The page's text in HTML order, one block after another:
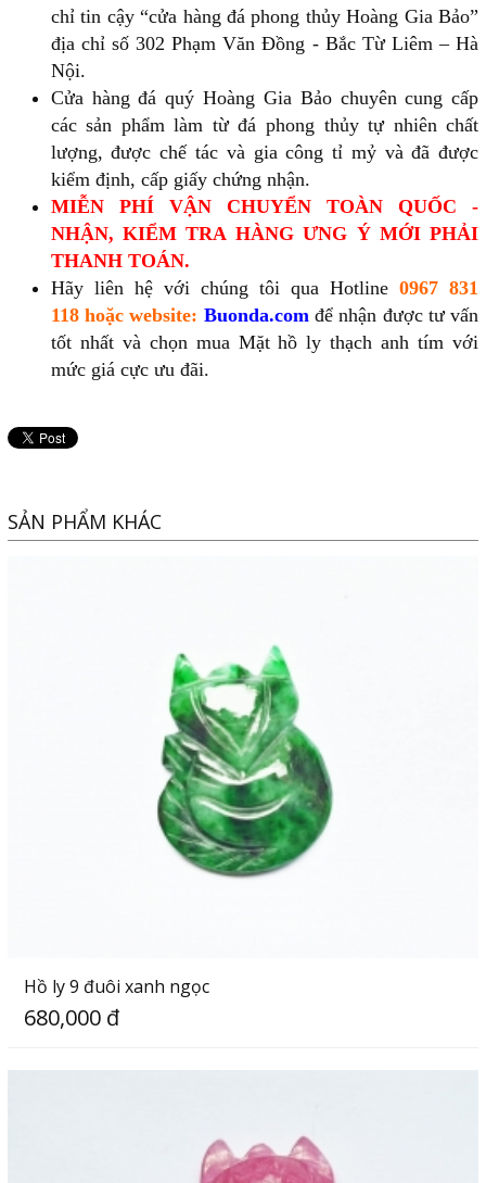
chỉ tin cậy “cửa hàng đá phong thủy Hoàng Gia Bảo”
địa chỉ số 302 Phạm Văn Đồng - Bắc Từ Liêm – Hà
Nội.
Cửa hàng đá quý Hoàng Gia Bảo chuyên cung cấp
các sản phẩm làm từ đá phong thủy tự nhiên chất
lượng, được chế tác và gia công tỉ mỷ và đã được
kiểm định, cấp giấy chứng nhận.
MIỄN PHÍ VẬN CHUYỂN TOÀN QUỐC -
NHẬN, KIỂM TRA HÀNG ƯNG Ý MỚI PHẢI
THANH TOÁN.
Hãy liên hệ với chúng tôi qua Hotline0967 831
118 hoặc website: Buonda.com để nhận được tư vấn
tốt nhất và chọn mua Mặt hồ ly thạch anh tím với
mức giá cực ưu đãi.
SẢN PHẨM KHÁC
Hồ ly 9 đuôi xanh ngọc
680,000 đ